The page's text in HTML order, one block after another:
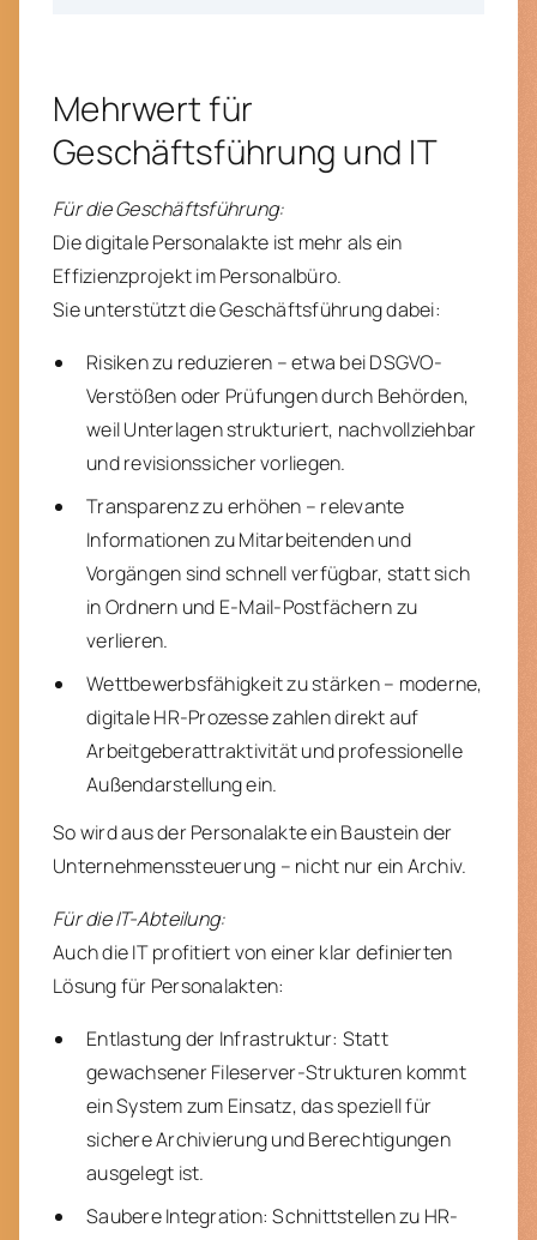
Mehrwert für
Geschäftsführung und IT
Für die Geschäftsführung:
Die digitale Personalakte ist mehr als ein
Effizienzprojekt im Personalbüro.
Sie unterstützt die Geschäftsführung dabei:
Risiken zu reduzieren – etwa bei DSGVO-
Verstößen oder Prüfungen durch Behörden,
weil Unterlagen strukturiert, nachvollziehbar
und revisionssicher vorliegen.
Transparenz zu erhöhen – relevante
Informationen zu Mitarbeitenden und
Vorgängen sind schnell verfügbar, statt sich
in Ordnern und E-Mail-Postfächern zu
verlieren.
Wettbewerbsfähigkeit zu stärken – moderne,
digitale HR-Prozesse zahlen direkt auf
Arbeitgeberattraktivität und professionelle
Außendarstellung ein.
So wird aus der Personalakte ein Baustein der
Unternehmenssteuerung – nicht nur ein Archiv.
Für die IT-Abteilung:
Auch die IT profitiert von einer klar definierten
Lösung für Personalakten:
Entlastung der Infrastruktur: Statt
gewachsener Fileserver-Strukturen kommt
ein System zum Einsatz, das speziell für
sichere Archivierung und Berechtigungen
ausgelegt ist.
Saubere Integration: Schnittstellen zu HR-